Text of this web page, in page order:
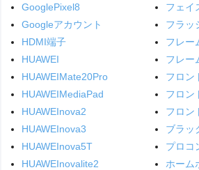
GooglePixel8
Googleアカウント
HDMI端子
HUAWEI
HUAWEIMate20Pro
HUAWEIMediaPad
HUAWEInova2
HUAWEInova3
HUAWEInova5T
HUAWEInovalite2
フェイ
フラッ
フレー
フレー
フロン
フロン
フロン
ブラッ
プロコ
ホーム